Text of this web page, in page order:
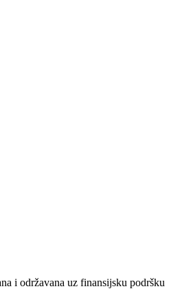
i održavana uz finansijsku podršku